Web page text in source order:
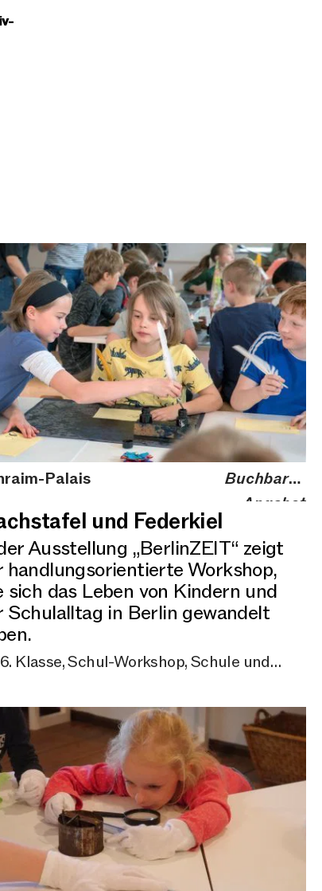
Palais
Buchbares
Angebot
und Federkiel
Ausstellung „BerlinZEIT“ zeigt
handlungsorientierte Workshop,
sich das Leben von Kindern und
Schulalltag in Berlin gewandelt
Schul-Workshop, Schule und